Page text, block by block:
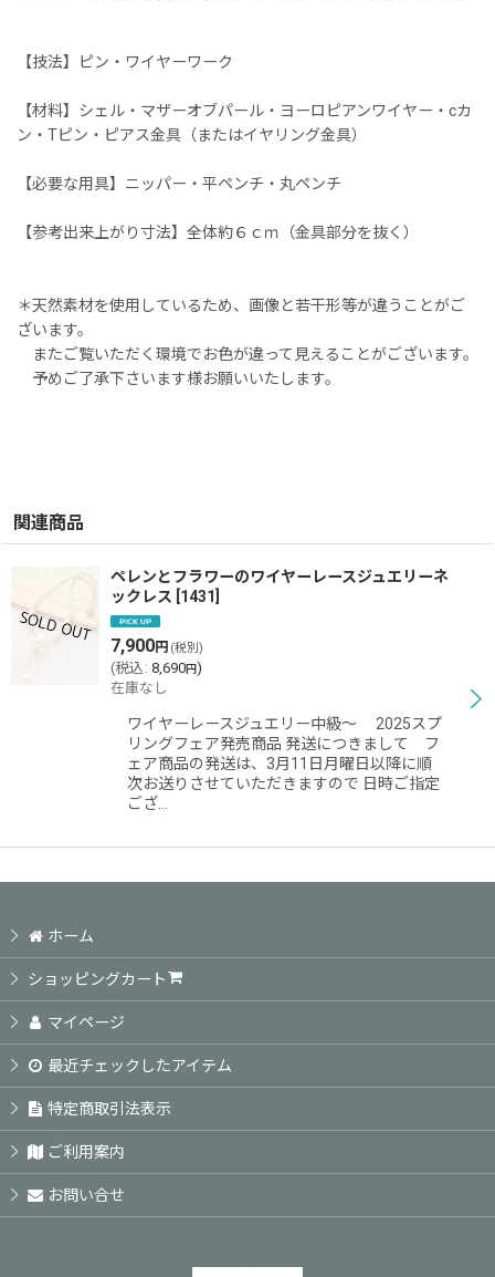
【技法】ピン・ワイヤーワーク
【材料】シェル・マザーオブパール・ヨーロピアンワイヤー・cカ
ン・Tピン・ピアス金具（またはイヤリング金具）
【必要な用具】ニッパー・平ペンチ・丸ペンチ
【参考出来上がり寸法】全体約６ｃｍ（金具部分を抜く）
＊天然素材を使用しているため、画像と若干形等が違うことがご
ざいます。
またご覧いただく環境でお色が違って見えることがございます。
予めご了承下さいます様お願いいたします。
関連商品
ペレンとフラワーのワイヤーレースジュエリーネ
ックレス 1431
7,900円 (税別)
(税込 : 8,690円)
在庫なし
ワイヤーレースジュエリー中級〜 2025スプ
リングフェア発売商品 発送につきまして フ
ェア商品の発送は、3月11日月曜日以降に順
次お送りさせていただきますので 日時ご指定
ござ…
ホーム
ショッピングカート
マイページ
最近チェックしたアイテム
特定商取引法表示
ご利用案内
お問い合せ